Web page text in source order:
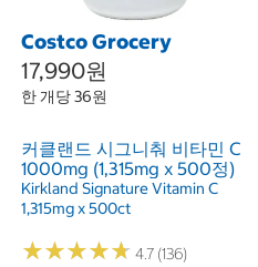
Costco Grocery
17,990원
한 개당 36원
커클랜드 시그니춰 비타민 C
1000mg (1,315mg x 500정)
Kirkland Signature Vitamin C
1,315mg x 500ct
★★★★★
★★★★★ 4.7 (136)